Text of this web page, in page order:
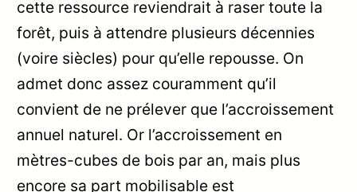
cette ressource reviendrait à raser toute la
forêt, puis à attendre plusieurs décennies
(voire siècles) pour qu’elle repousse. On
admet donc assez couramment qu’il
convient de ne prélever que l’accroissement
annuel naturel. Or l’accroissement en
mètres-cubes de bois par an, mais plus
encore sa part mobilisable est